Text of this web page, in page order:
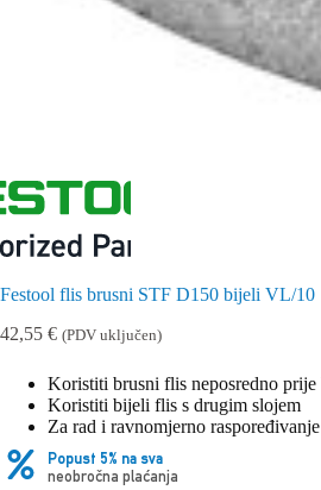
Festool flis brusni STF D150 bijeli VL/10
42,55 € (PDV uključen)
Koristiti brusni flis neposredno
Koristiti bijeli flis s drugim slojem
Za rad i ravnomjerno
Popust 5% na sva
neobročna plaćanja